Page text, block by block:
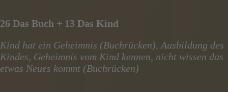
26 Das Buch + 13 Das Kind
Kind hat ein Geheimnis (Buchrücken), Ausbildung des
Kindes, Geheimnis vom Kind kennen, nicht wissen das
etwas Neues kommt (Buchrücken)